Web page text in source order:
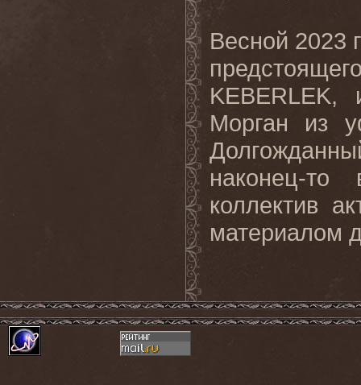
Весной 2023
KEBERLEK,
Морган из
наконец-
коллектив
материалом